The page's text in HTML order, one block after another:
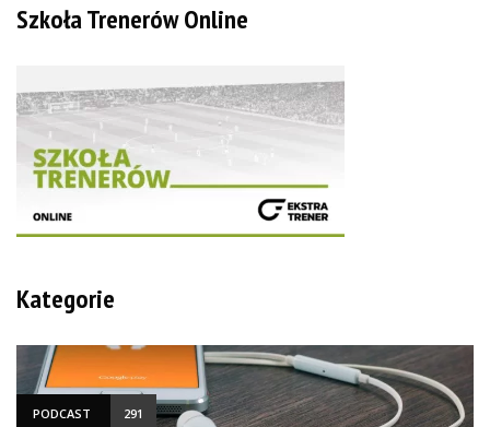
Szkoła Trenerów Online
Kategorie
PODCAST 291